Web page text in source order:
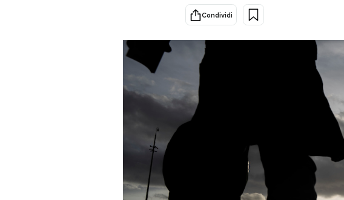
Altrecose
Mondiali calcio 2026
Condividi